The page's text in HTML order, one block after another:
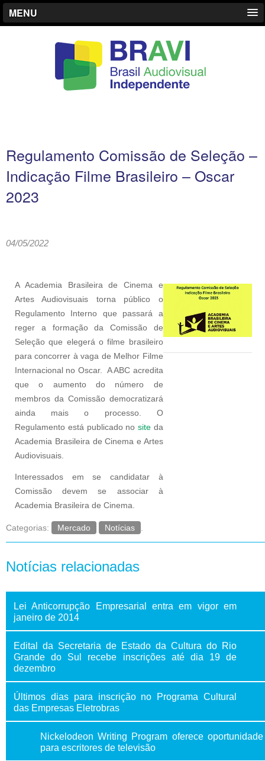
MENU
Regulamento Comissão de Seleção –
Indicação Filme Brasileiro – Oscar
2023
04/05/2022
A Academia Brasileira de Cinema e
Artes Audiovisuais torna público o
Regulamento Interno que passará a
reger a formação da Comissão de
Seleção que elegerá o filme brasileiro
para concorrer à vaga de Melhor Filme
Internacional no Oscar. A ABC acredita
que o aumento do número de
membros da Comissão democratizará
ainda mais o processo. O
Regulamento está publicado nosite da
Academia Brasileira de Cinema e Artes
Audiovisuais.
Interessados em se candidatar à
Comissão devem se associar à
Academia Brasileira de Cinema.
Categorias: Mercado Notícias
Notícias relacionadas
Lei Anticorrupção Empresarial entra em vigor em
janeiro de 2014
Edital da Secretaria de Estado da Cultura do Rio
Grande do Sul recebe inscrições até dia 19 de
dezembro
Últimos dias para inscrição no Programa Cultural
das Empresas Eletrobras
Nickelodeon Writing Program oferece oportunidade
para escritores de televisão